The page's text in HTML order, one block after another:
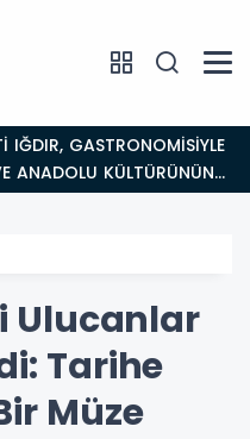
Saklı Cennetleri
Bekliyor
Ulucanlar
Tarihe
Müze